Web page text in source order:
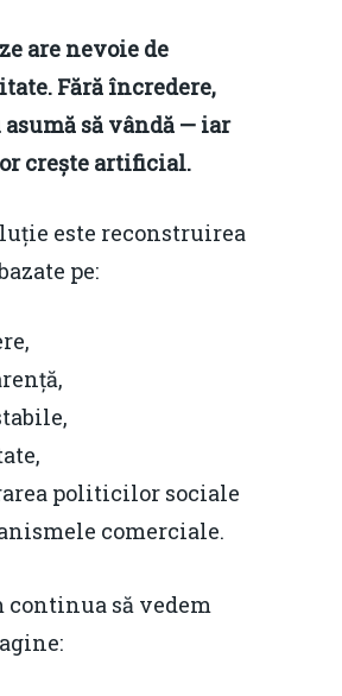
are nevoie de
Fără încredere,
să vândă — iar
crește artificial.
este reconstruirea
pe:
politicilor sociale
comerciale.
să vedem